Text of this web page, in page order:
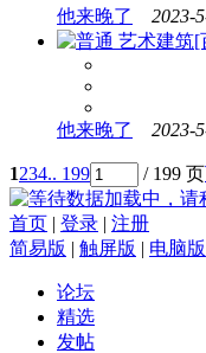
他来晚了 2023-
艺术建筑[
他来晚了 2023-
1234.. 199 / 199 页
数据加载中，请
首页 | 登录 | 注册
简易版 | 触屏版 | 电脑版
论坛
精选
发帖